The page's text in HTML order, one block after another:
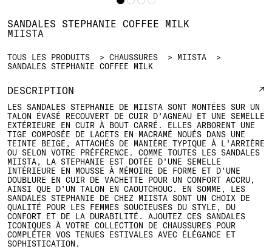
TOUS LES PRODUITS CHAUSSURES
MIISTA
SANDALES STEPHANIE COFFEE MILK
SANDALES STEPHANIE COFFEE MILK
MIISTA
DESCRIPTION
LES SANDALES STEPHANIE DE MIISTA SONT MONTÉES SUR UN
TALON ÉVASÉ RECOUVERT DE CUIR D'AGNEAU ET UNE SEMELLE
EXTÉRIEURE EN CUIR À BOUT CARRÉ. ELLES ARBORENT UNE
TIGE COMPOSÉE DE LACETS EN MACRAMÉ NOUÉS DANS UNE
TEINTE BEIGE, ATTACHÉS DE MANIÈRE TYPIQUE À L'ARRIÈRE
OU SELON VOTRE PRÉFÉRENCE. COMME TOUTES LES SANDALES
MIISTA, LA STEPHANIE EST DOTÉE D'UNE SEMELLE
INTÉRIEURE EN MOUSSE À MÉMOIRE DE FORME ET D'UNE
DOUBLURE EN CUIR DE VACHETTE POUR UN CONFORT ACCRU,
AINSI QUE D'UN TALON EN CAOUTCHOUC. EN SOMME, LES
SANDALES STEPHANIE DE CHEZ MIISTA SONT UN CHOIX DE
QUALITÉ POUR LES FEMMES SOUCIEUSES DU STYLE, DU
CONFORT ET DE LA DURABILITÉ. AJOUTEZ CES SANDALES
ICONIQUES À VOTRE COLLECTION DE CHAUSSURES POUR
COMPLÉTER VOS TENUES ESTIVALES AVEC ÉLÉGANCE ET
SOPHISTICATION.